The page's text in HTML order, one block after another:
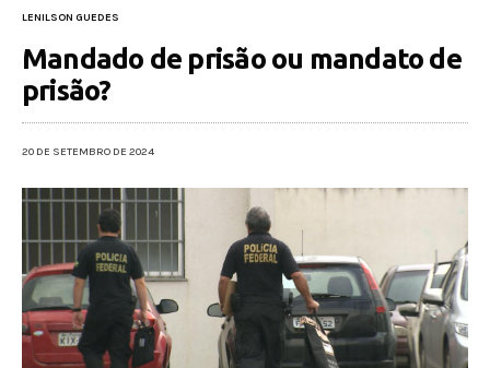
LENILSON GUEDES
Mandado de prisão ou mandato de
prisão?
20 DE SETEMBRO DE 2024